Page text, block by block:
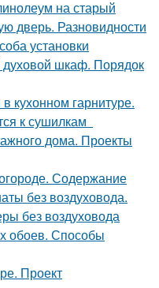
на старый
дверь. Разновидности
установки
духовой шкаф. Порядок
кухонном гарнитуре.
к сушилкам
дома. Проекты
Содержание
без воздуховода.
без воздуховода
обоев. Способы
Проект